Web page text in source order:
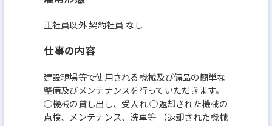
正社員以外 契約社員 なし
仕事の内容
建設現場等で使用される機械及び備品の簡単な
整備及びメンテナンスを行っていただきます。
◯機械の貸し出し、受入れ ◯返却された機械の
点検、メンテナンス、洗車等 （返却された機械